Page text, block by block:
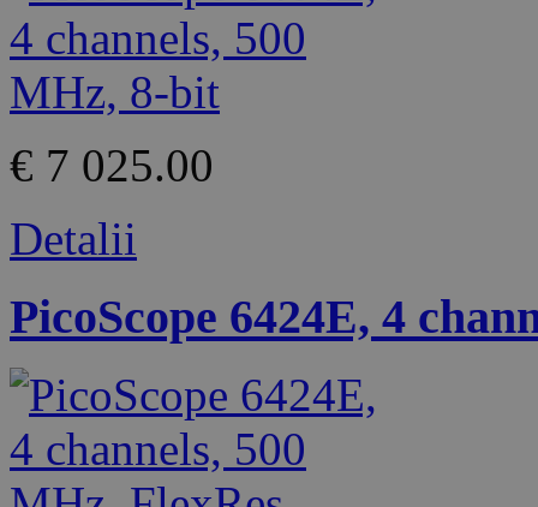
€ 7 025.00
Detalii
PicoScope 6424E, 4